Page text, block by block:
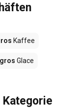
Kaffee
Glace